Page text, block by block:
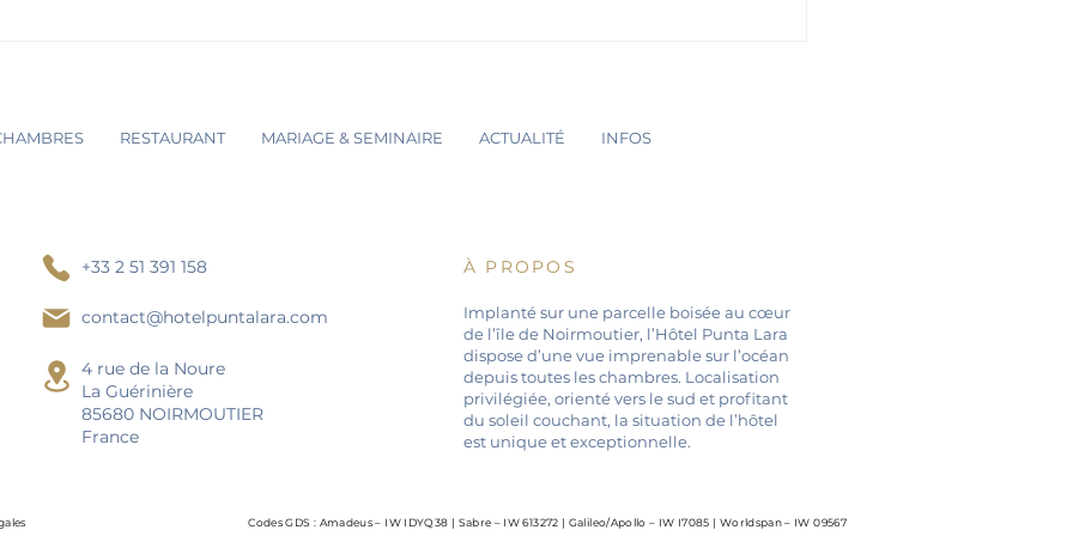
RESTAURANT MARIAGE & SEMINAIRE ACTUALITÉ INFOS
+33 2 51 391 158
contact@hotelpuntalara.com
4 rue de la Noure
La Guérinière
85680 NOIRMOUTIER
France
À PROPOS
Implanté sur une parcelle boisée au cœur
de l’île de Noirmoutier, l’Hôtel Punta Lara
dispose d’une vue imprenable sur l’océan
depuis toutes les chambres. Localisation
privilégiée, orienté vers le sud et profitant
du soleil couchant, la situation de l’hôtel
est unique et exceptionnelle.
Codes GDS : Amadeus – IW IDYQ38 | Sabre – IW 613272 | Galileo/Apollo – IW I7085 | Worldspan – IW 09567